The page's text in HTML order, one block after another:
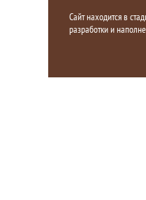
Сайт находится в
разработки и